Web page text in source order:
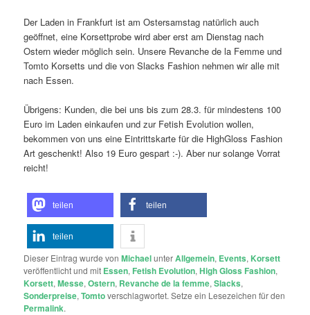
Der Laden in Frankfurt ist am Ostersamstag natürlich auch
geöffnet, eine Korsettprobe wird aber erst am Dienstag nach
Ostern wieder möglich sein. Unsere Revanche de la Femme und
Tomto Korsetts und die von Slacks Fashion nehmen wir alle mit
nach Essen.
Übrigens: Kunden, die bei uns bis zum 28.3. für mindestens 100
Euro im Laden einkaufen und zur Fetish Evolution wollen,
bekommen von uns eine Eintrittskarte für die HighGloss Fashion
Art geschenkt! Also 19 Euro gespart :-). Aber nur solange Vorrat
reicht!
teilen teilen
teilen
Dieser Eintrag wurde vonMichaelunterAllgemein, Events, Korsett
veröffentlicht und mit Essen, Fetish Evolution,High Gloss Fashion,
Korsett,Messe,Ostern, Revanche de la femme,Slacks,
Sonderpreise,Tomtoverschlagwortet. Setze ein Lesezeichen für den
Permalink.